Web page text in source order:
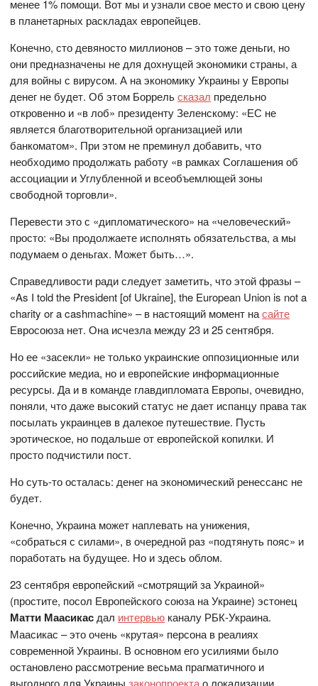
менее 1% помощи. Вот мы и узнали свое место и свою цену
в планетарных раскладах европейцев.
Конечно, сто девяносто миллионов – это тоже деньги, но
они предназначены не для дохнущей экономики страны, а
для войны с вирусом. А на экономику Украины у Европы
денег не будет. Об этом Боррельсказал предельно
откровенно и «в лоб» президенту Зеленскому: «ЕС не
является благотворительной организацией или
банкоматом». При этом не преминул добавить, что
необходимо продолжать работу «в рамках Соглашения об
ассоциации и Углубленной и всеобъемлющей зоны
свободной торговли».
Перевести это с «дипломатического» на «человеческий»
просто: «Вы продолжаете исполнять обязательства, а мы
подумаем о деньгах. Может быть…».
Справедливости ради следует заметить, что этой фразы –
«As I told the President [of Ukraine], the European Union is not a
charity or a cashmachine» – в настоящий момент насайте
Евросоюза нет. Она исчезла между 23 и 25 сентября.
Но ее «засекли» не только украинские оппозиционные или
российские медиа, но и европейские информационные
ресурсы. Да и в команде главдипломата Европы, очевидно,
поняли, что даже высокий статус не дает испанцу права так
посылать украинцев в далекое путешествие. Пусть
эротическое, но подальше от европейской копилки. И
просто подчистили пост.
Но суть-то осталась: денег на экономический ренессанс не
будет.
Конечно, Украина может наплевать на унижения,
«собраться с силами», в очередной раз «подтянуть пояс» и
поработать на будущее. Но и здесь облом.
23 сентября европейский «смотрящий за Украиной»
(простите, посол Европейского союза на Украине) эстонец
Матти Маасикасдал интервью каналу РБК-Украина.
Маасикас – это очень «крутая» персона в реалиях
современной Украины. В основном его усилиями было
остановлено рассмотрение весьма прагматичного и